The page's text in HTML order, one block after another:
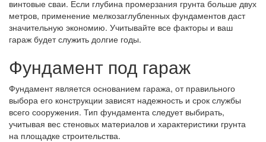
винтовые сваи. Если глубина промерзания грунта больше двух
метров, применение мелкозаглубленных фундаментов даст
значительную экономию. Учитывайте все факторы и ваш
гараж будет служить долгие годы.
Фундамент под гараж
Фундамент является основанием гаража, от правильного
выбора его конструкции зависят надежность и срок службы
всего сооружения. Тип фундамента следует выбирать,
учитывая вес стеновых материалов и характеристики грунта
на площадке строительства.